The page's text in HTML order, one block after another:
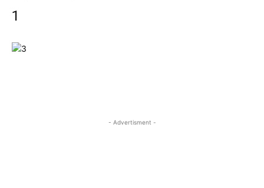
1
- Advertisment -